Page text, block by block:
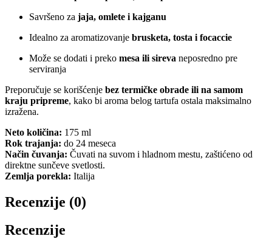
Savršeno za jaja, omlete i kajganu
Idealno za aromatizovanje brusketa, tosta i focaccie
Može se dodati i preko mesa ili sireva neposredno pre
serviranja
Preporučuje se korišćenje bez termičke obrade ili na samom
kraju pripreme, kako bi aroma belog tartufa ostala maksimalno
izražena.
Neto količina: 175 ml
Rok trajanja: do 24 meseca
Način čuvanja: Čuvati na suvom i hladnom mestu, zaštićeno od
direktne sunčeve svetlosti.
Zemlja porekla: Italija
Recenzije (0)
Recenzije